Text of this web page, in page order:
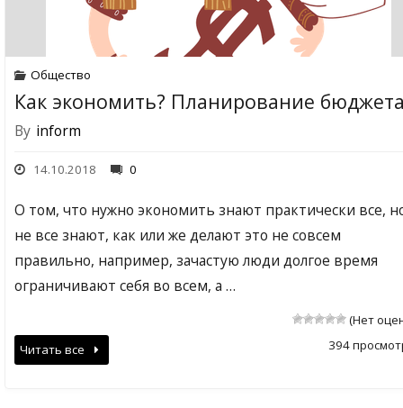
Общество
Как экономить? Планирование
By inform
14.10.2018 0
О том, что нужно экономить знают практически все,
не все знают, как или же делают это не совсем
правильно, например, зачастую люди долгое время
ограничивают себя во всем, а …
(Нет
394
Читать все